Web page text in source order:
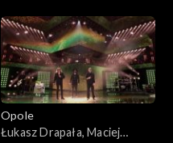
Nówka
Opole
Łukasz Drapała, Maciej